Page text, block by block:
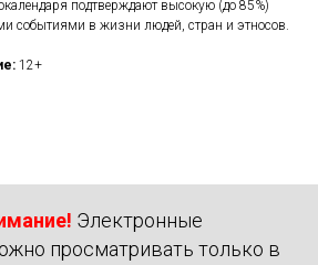
подтверждают высокую (до 85%)
событиями в жизни людей, стран и этносов.
12+
Электронные
просматривать только в